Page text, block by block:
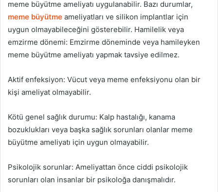
meme büyütme ameliyatı uygulanabilir. Bazı durumlar,
meme büyütme ameliyatları ve silikon implantlar için
uygun olmayabileceğini gösterebilir. Hamilelik veya
emzirme dönemi: Emzirme döneminde veya hamileyken
meme büyütme ameliyatı yapmak tavsiye edilmez.
Aktif enfeksiyon: Vücut veya meme enfeksiyonu olan bir
kişi ameliyat olmayabilir.
Kötü genel sağlık durumu: Kalp hastalığı, kanama
bozuklukları veya başka sağlık sorunları olanlar meme
büyütme ameliyatı için uygun olmayabilir.
Psikolojik sorunlar: Ameliyattan önce ciddi psikolojik
sorunları olan insanlar bir psikoloğa danışmalıdır.